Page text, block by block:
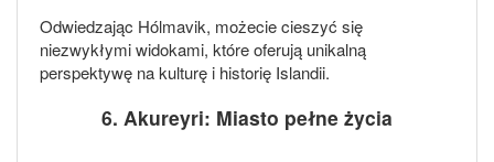
Odwiedzając Hólmavik, możecie cieszyć się
niezwykłymi widokami, które oferują unikalną
perspektywę na kulturę i historię Islandii.
6. Akureyri: Miasto pełne życia